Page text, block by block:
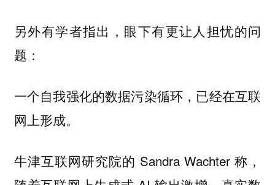
另外有学者指出，眼下有更让人担忧的问
题：
一个自我强化的数据污染循环，已经在互联
网上形成。
牛津互联网研究院的 Sandra Wachter 称，